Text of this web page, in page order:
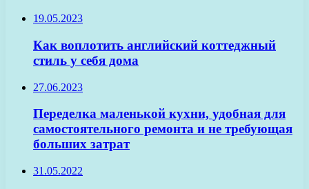
19.05.2023
Как воплотить английский коттеджный
стиль у себя дома
27.06.2023
Переделка маленькой кухни, удобная для
самостоятельного ремонта и не требующая
больших затрат
31.05.2022